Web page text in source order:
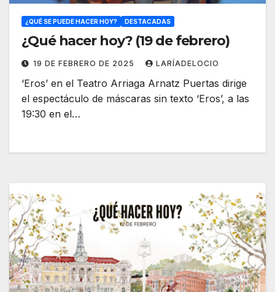
¿QUÉ SE PUEDE HACER HOY? DESTACADAS
¿Qué hacer hoy? (19 de febrero)
19 DE FEBRERO DE 2025 LARÍADELOCIO
‘Eros’ en el Teatro Arriaga Arnatz Puertas dirige
el espectáculo de máscaras sin texto ‘Eros’, a las
19:30 en el…